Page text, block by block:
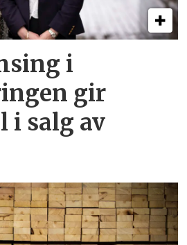
i
gir
salg av